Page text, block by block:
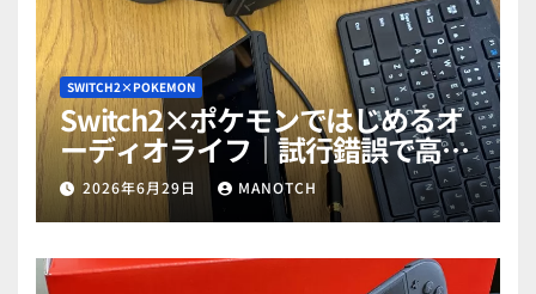
SWITCH2×POKEMON
Switch2×ポケモンではじめるオ
ーディオライフ｜試行錯誤で高音
質ゲットだぜ！part2
2026年6月29日 MANOTCH